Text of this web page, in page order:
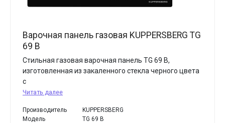
Варочная панель газовая KUPPERSBERG TG
69 B
Стильная газовая варочная панель TG 69 B,
изготовленная из закаленного стекла черного цвета
с
Читать далее
Производитель
KUPPERSBERG
Модель
TG 69 B